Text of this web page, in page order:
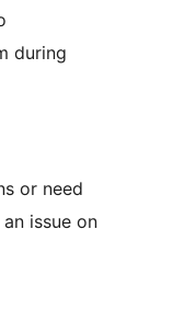
during
or need
issue on